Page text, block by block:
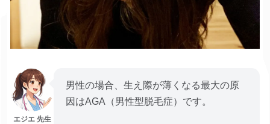
エジエ 先生
男性の場合、生え際が薄くなる最大の原
因はAGA（男性型脱毛症）です。